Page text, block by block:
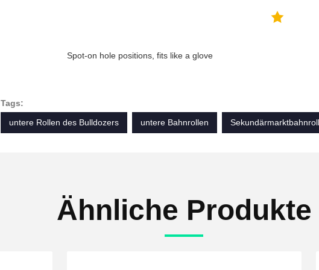
Spot-on hole positions, fits like a glove
Tags:
untere Rollen des Bulldozers
untere Bahnrollen
Ähnliche Produkte